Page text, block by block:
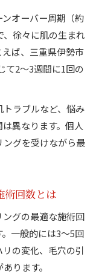
オーバー周期（約
、徐々に肌の生まれ
ば、三重県伊勢市
て2～3週間に1回の
ラブルなど、悩み
異なります。個人
グを受けながら最
術回数とは
グの最適な施術回
一般的には3～5回
の変化、毛穴の引
ります。